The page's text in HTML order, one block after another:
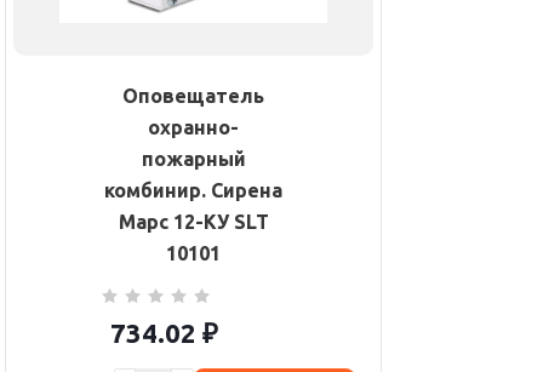
Оповещатель
охранно-
пожарный
комбинир. Сирена
Марс 12-КУ SLT
10101
734.02 ₽